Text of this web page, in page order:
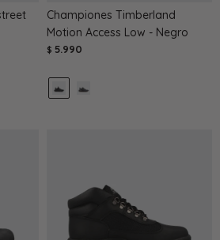
Championes Timberland
Motion Access Low - Negro
$ 5.990